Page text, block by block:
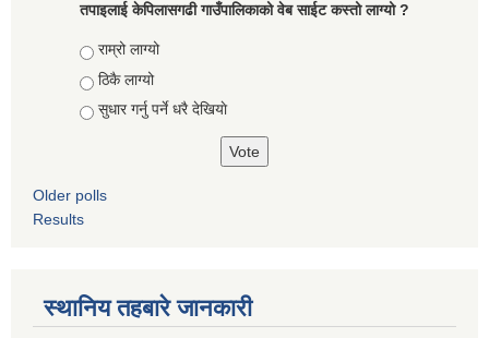
तपाइलाई केपिलासगढी गाउँपालिकाको वेब साईट कस्तो लाग्यो ?
Choices
राम्रो लाग्यो
ठिकै लाग्यो
सुधार गर्नु पर्ने धरै देखियाे
Older polls
Results
स्थानिय तहबारे जानकारी